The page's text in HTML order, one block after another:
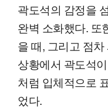
곽도석의 감정을
완벽 소화했다. 또
을 때, 그리고 점
상황에서 곽도석
처럼 입체적으로
었다.